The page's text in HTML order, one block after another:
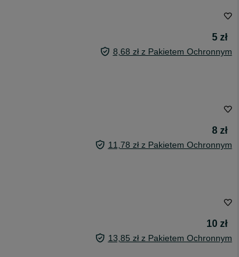
5 zł
8,68 zł z Pakietem Ochronnym
8 zł
11,78 zł z Pakietem Ochronnym
10 zł
13,85 zł z Pakietem Ochronnym